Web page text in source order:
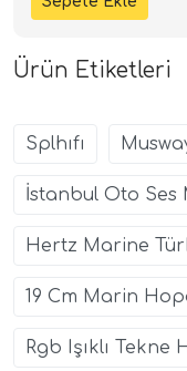
SPLHIFI
Ürün Etiketleri
Splhıfı
İstanbul Oto Ses
Hertz Marine
19 Cm Marin
Rgb Işıklı Tekne